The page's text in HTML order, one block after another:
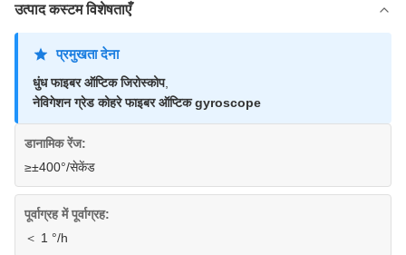
उत्पाद कस्टम विशेषताएँ
प्रमुखता देना
धुंध फाइबर ऑप्टिक जिरोस्कोप,
नेविगेशन ग्रेड कोहरे फाइबर ऑप्टिक gyroscope
डानामिक रेंज:
≥±400°/सेकेंड
पूर्वाग्रह में पूर्वाग्रह:
＜ 1 °/h